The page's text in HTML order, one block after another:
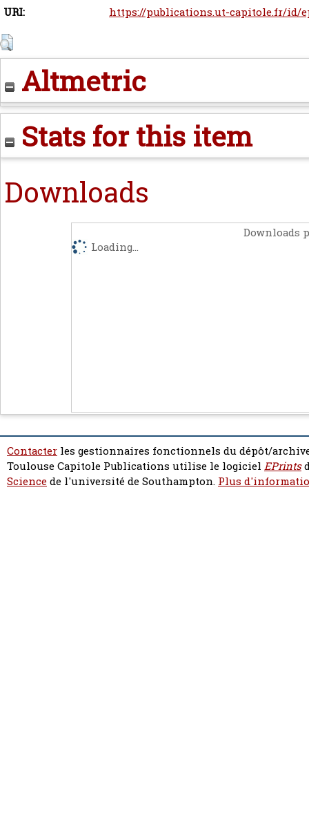
URI:
https://publications.ut-capitole.fr/id/
Altmetric
Stats for this item
Downloads
Downloads
Loading...
Contacter les gestionnaires fonctionnels du dépôt/
Toulouse Capitole Publications utilise le logiciel EPrints
Sciencede l'université de Southampton. Plus